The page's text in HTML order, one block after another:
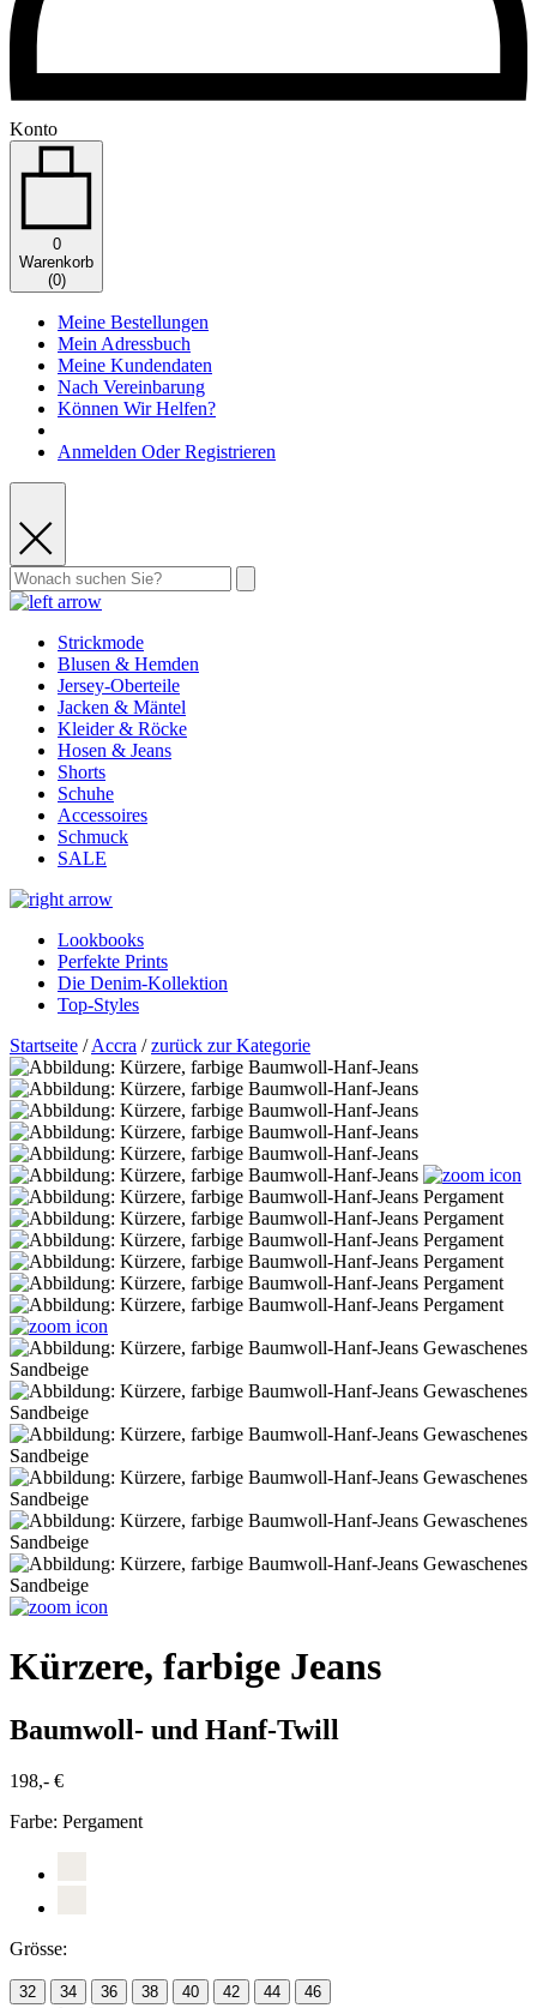
Konto
0
Warenkorb
(0)
Meine Bestellungen
Mein Adressbuch
Meine Kundendaten
Nach Vereinbarung
Können Wir Helfen?
Anmelden Oder Registrieren
Strickmode
Blusen & Hemden
Jersey-Oberteile
Jacken & Mäntel
Kleider & Röcke
Hosen & Jeans
Shorts
Schuhe
Accessoires
Schmuck
SALE
Lookbooks
Perfekte Prints
Die Denim-Kollektion
Top-Styles
Startseite /Accra /zurück zur Kategorie
Kürzere, farbige Jeans
Baumwoll- und Hanf-Twill
198,- €
Farbe: Pergament
Grösse:
32 34 36 38 40 42 44 46